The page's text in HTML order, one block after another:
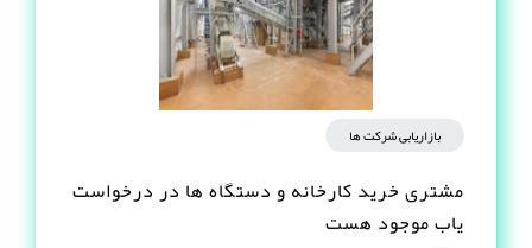
بازاریابی شرکت ها
مشتری خرید کارخانه و دستگاه ها در درخواست
یاب موجود هست